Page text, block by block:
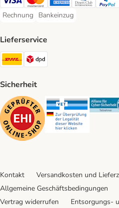
Visa Payment Method
Mastercard Payment Method
American Express
Diners Club
Rechnung
Rechnung Payment Method
Bankeinzug
Bankeinzug Payment
Lieferservice
DHL Shipping Method
Sicherheit
Security Security
Kontakt Versandkosten und
Allgemeine Geschäftsbedingungen
Vertrag widerrufen
Entsorgungs-